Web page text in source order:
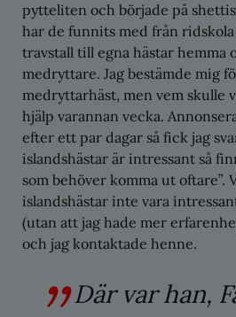
pytteliten och började på
har de funnits med från
travstall till egna hästar hemma
medryttare. Jag bestämde mig
medryttarhäst, men vem skulle
hjälp varannan vecka.
efter ett par dagar så fick jag
islandshästar är intressant så
som behöver komma ut oftare”.
islandshästar inte vara
(utan att jag hade mer
och jag kontaktade henne.
Där var han,